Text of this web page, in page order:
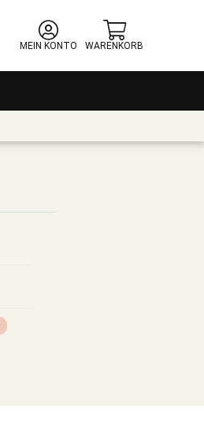
MEIN KONTO
WARENKORB